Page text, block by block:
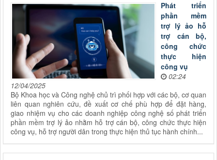
Phát triển
phần mềm
trợ lý ảo hỗ
trợ cán bộ,
công chức
thực hiện
công vụ
02:24
12/04/2025
Bộ Khoa học và Công nghệ chủ trì phối hợp với các bộ, cơ quan
liên quan nghiên cứu, đề xuất cơ chế phù hợp để đặt hàng,
giao nhiệm vụ cho các doanh nghiệp công nghệ số phát triển
phần mềm trợ lý ảo nhằm hỗ trợ cán bộ, công chức thực hiện
công vụ, hỗ trợ người dân trong thực hiện thủ tục hành chính...